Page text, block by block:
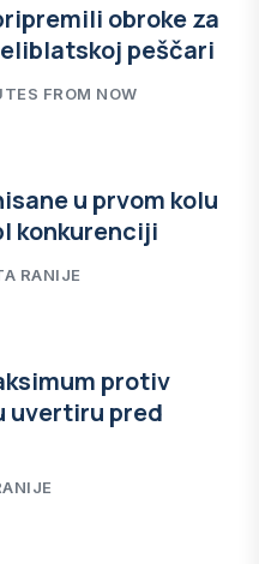
obroke za
peščari
FROM NOW
u prvom kolu
konkurenciji
RANIJE
protiv
uvertiru pred